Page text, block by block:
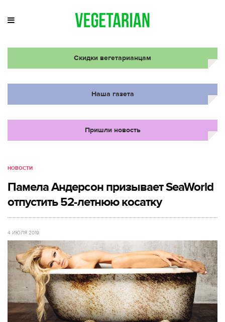
Скидки вегетарианцам
Наша газета
Пришли новость
НОВОСТИ
Памела Андерсон призывает SeaWorld
отпустить 52-летнюю косатку
4 ИЮЛЯ 2019